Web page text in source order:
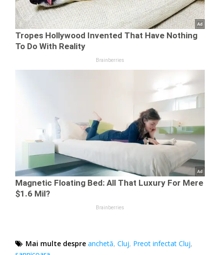
Mai multe despre anchetă,Cluj, Preot infectat Cluj,